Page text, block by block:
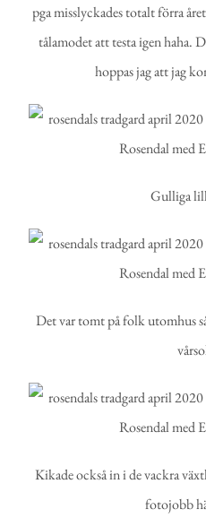
pga misslyckades totalt förra
tålamodet att testa igen haha.
hoppas jag att jag
Gulliga
Det var tomt på folk utomhus
Kikade också in i de vackra
fotojobb